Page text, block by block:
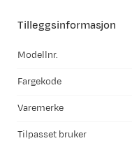
Tilleggsinformasjon
Modellnr.
Fargekode
Varemerke
Tilpasset bruker